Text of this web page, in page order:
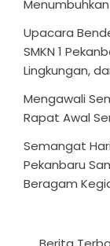
Upacara
SMKN 1
Lingkungan,
Mengawali
Rapat Awal
Semangat Hari
Pekanbaru
Beragam